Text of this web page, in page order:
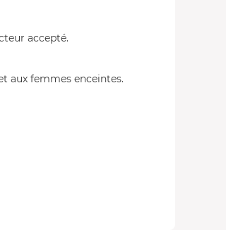
accepté.
aux femmes enceintes.